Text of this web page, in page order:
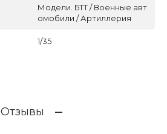
Модели. БТТ / Военные авт
омобили / Артиллерия
1/35
Отзывы